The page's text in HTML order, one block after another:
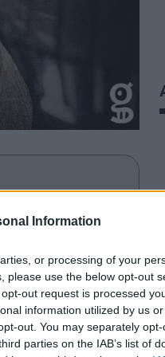
Information
or processing of your
please use the below opt-out
out request is processed
information utilized by us
out. You may separately
parties on the IAB’s list of
Ευρώπη και